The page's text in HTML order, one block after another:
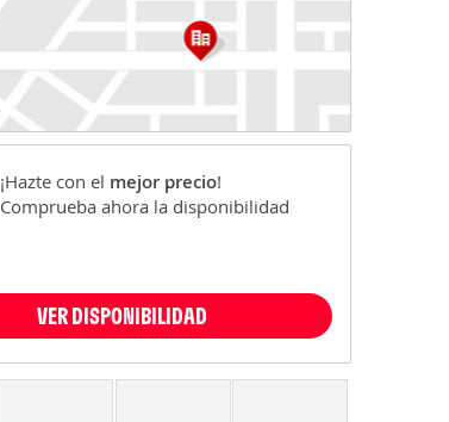
¡Hazte con el mejor precio!
Comprueba ahora la disponibilidad
VER DISPONIBILIDAD